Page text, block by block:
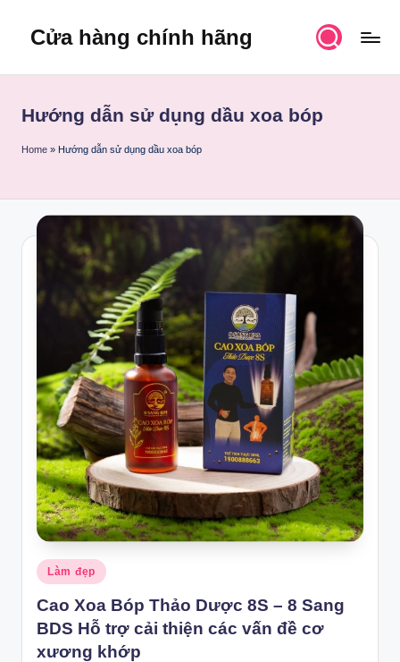
Cửa hàng chính hãng
Hướng dẫn sử dụng dầu xoa bóp
Home » Hướng dẫn sử dụng dầu xoa bóp
Posted
in
Làm đẹp
Cao Xoa Bóp Thảo Dược 8S – 8 Sang
BDS Hỗ trợ cải thiện các vấn đề cơ
xương khớp